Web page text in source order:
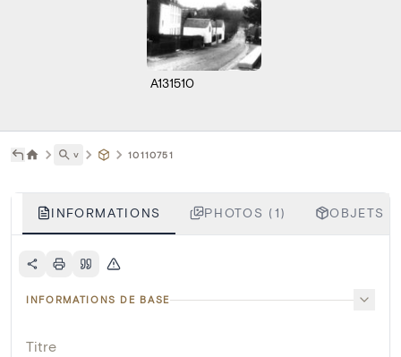
A131510
˅ 10110751
INFORMATIONS PHOTOS (1) OBJETS
INFORMATIONS DE BASE
Titre